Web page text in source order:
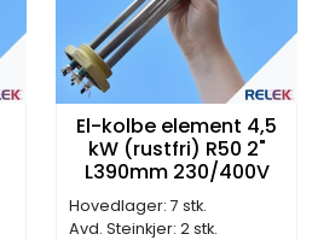
El-kolbe element 4,5
kW (rustfri) R50 2"
L390mm 230/400V
Hovedlager: 7 stk.
Avd. Steinkjer: 2 stk.